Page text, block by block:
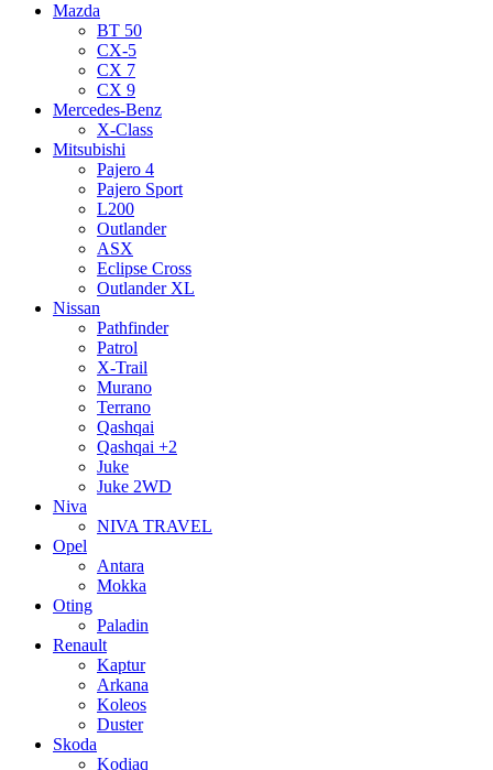
Mazda
BT 50
CX-5
CX 7
CX 9
Mercedes-Benz
X-Class
Mitsubishi
Pajero 4
Pajero Sport
L200
Outlander
ASX
Eclipse Cross
Outlander XL
Nissan
Pathfinder
Patrol
X-Trail
Murano
Terrano
Qashqai
Qashqai +2
Juke
Juke 2WD
Niva
NIVA TRAVEL
Opel
Antara
Mokka
Oting
Paladin
Renault
Kaptur
Arkana
Koleos
Duster
Skoda
Kodiaq